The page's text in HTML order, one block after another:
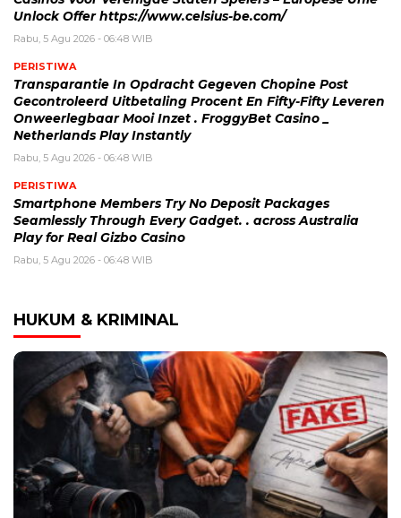
Unlock Offer https://www.celsius-be.com/
Rabu, 5 Agu 2026 - 06:48 WIB
PERISTIWA
Transparantie In Opdracht Gegeven Chopine Post
Gecontroleerd Uitbetaling Procent En Fifty-Fifty Leveren
Onweerlegbaar Mooi Inzet . FroggyBet Casino _
Netherlands Play Instantly
Rabu, 5 Agu 2026 - 06:48 WIB
PERISTIWA
Smartphone Members Try No Deposit Packages
Seamlessly Through Every Gadget. . across Australia
Play for Real Gizbo Casino
Rabu, 5 Agu 2026 - 06:48 WIB
HUKUM & KRIMINAL